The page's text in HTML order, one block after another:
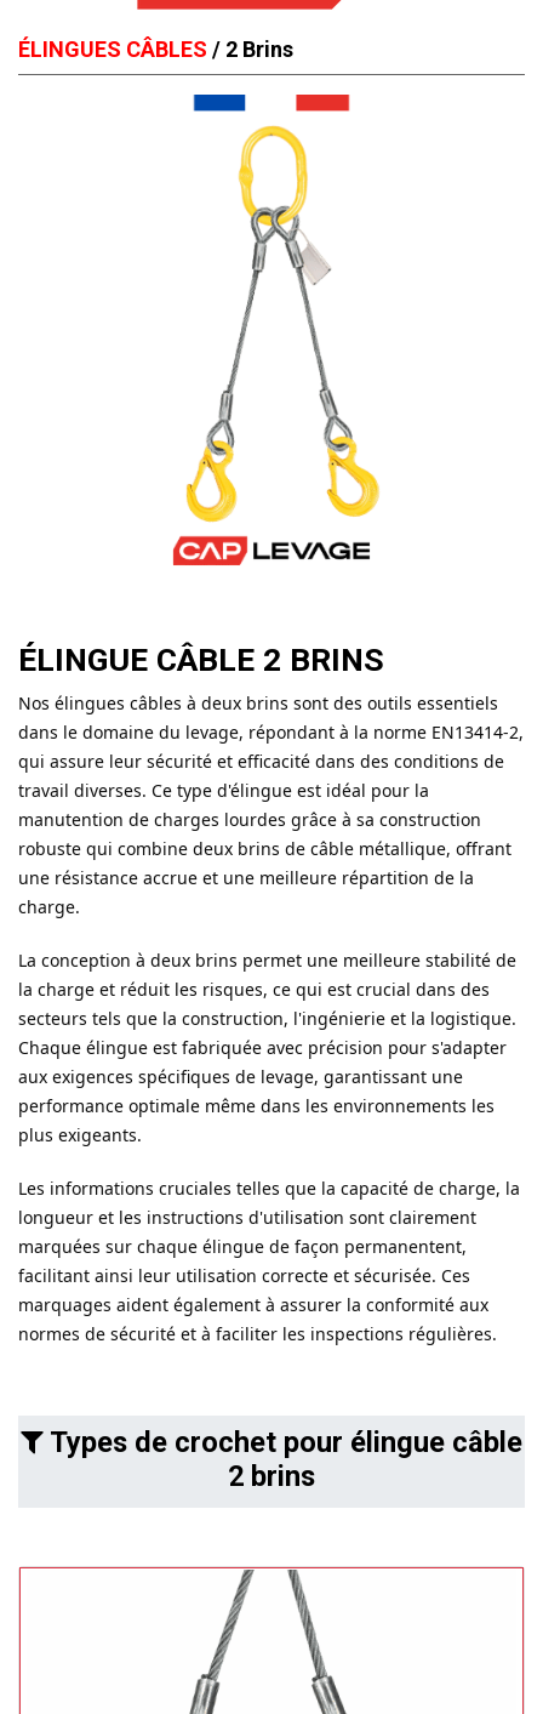
ÉLINGUES CÂBLES / 2 Brins
ÉLINGUE CÂBLE 2 BRINS
Nos élingues câbles à deux brins sont des outils essentiels
dans le domaine du levage, répondant à la norme EN13414-2,
qui assure leur sécurité et efficacité dans des conditions de
travail diverses. Ce type d'élingue est idéal pour la
manutention de charges lourdes grâce à sa construction
robuste qui combine deux brins de câble métallique, offrant
une résistance accrue et une meilleure répartition de la
charge.
La conception à deux brins permet une meilleure stabilité de
la charge et réduit les risques, ce qui est crucial dans des
secteurs tels que la construction, l'ingénierie et la logistique.
Chaque élingue est fabriquée avec précision pour s'adapter
aux exigences spécifiques de levage, garantissant une
performance optimale même dans les environnements les
plus exigeants.
Les informations cruciales telles que la capacité de charge, la
longueur et les instructions d'utilisation sont clairement
marquées sur chaque élingue de façon permanentent,
facilitant ainsi leur utilisation correcte et sécurisée. Ces
marquages aident également à assurer la conformité aux
normes de sécurité et à faciliter les inspections régulières.
Types de crochet pour élingue câble
2 brins